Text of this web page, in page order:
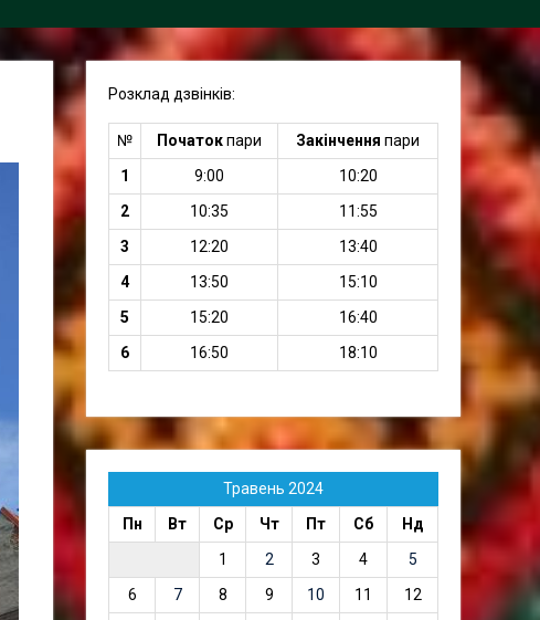
Розклад дзвінків:
№ Початокпари Закінчення пари
1
9:00
10:20
2
10:35
11:55
3
12:20
13:40
4
13:50
15:10
5
15:20
16:40
6
16:50 18:10
Травень 2024
Пн
Вт Ср Чт Пт Сб
Нд
1
2 3 4
5
6
7 8 9 10 11
12